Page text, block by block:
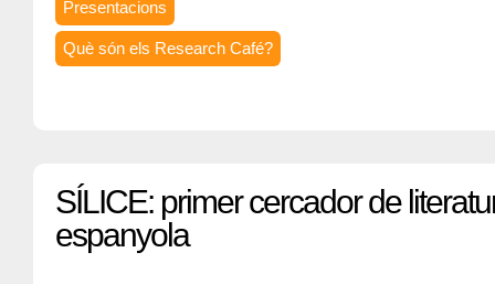
Presentacions
Què són els Research Café?
SÍLICE: primer cercador de
espanyola